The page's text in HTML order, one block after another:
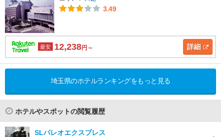
3.49
最安 12,238円～ 詳細
埼玉県のホテルランキングをもっと見る
ホテルやスポットの閲覧履歴
SLパレオエクスプレス